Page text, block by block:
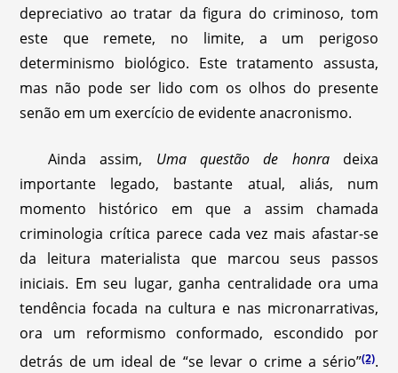
depreciativo ao tratar da figura do criminoso, tom
este que remete, no limite, a um perigoso
determinismo biológico. Este tratamento assusta,
mas não pode ser lido com os olhos do presente
senão em um exercício de evidente anacronismo.
Ainda assim, Uma questão de honradeixa
importante legado, bastante atual, aliás, num
momento histórico em que a assim chamada
criminologia crítica parece cada vez mais afastar-se
da leitura materialista que marcou seus passos
iniciais. Em seu lugar, ganha centralidade ora uma
tendência focada na cultura e nas micronarrativas,
ora um reformismo conformado, escondido por
detrás de um ideal de “se levar o crime a sério”(2).